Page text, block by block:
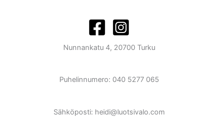
Nunnankatu 4, 20700 Turku
Puhelinnumero: 040 5277 065
Sähköposti: heidi@luotsivalo.com